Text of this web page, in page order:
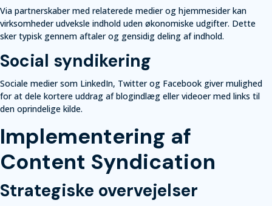
Via partnerskaber med relaterede medier og hjemmesider kan
virksomheder udveksle indhold uden økonomiske udgifter. Dette
sker typisk gennem aftaler og gensidig deling af indhold.
Social syndikering
Sociale medier som LinkedIn, Twitter og Facebook giver mulighed
for at dele kortere uddrag af blogindlæg eller videoer med links til
den oprindelige kilde.
Implementering af
Content Syndication
Strategiske overvejelser